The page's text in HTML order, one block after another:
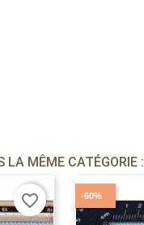
LA MÊME CATÉGORIE :
favorite_border -60%